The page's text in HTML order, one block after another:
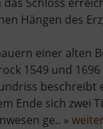
Hängen des
einer alten
1549 und
beschreibt
Ende sich zwei
ge.. »